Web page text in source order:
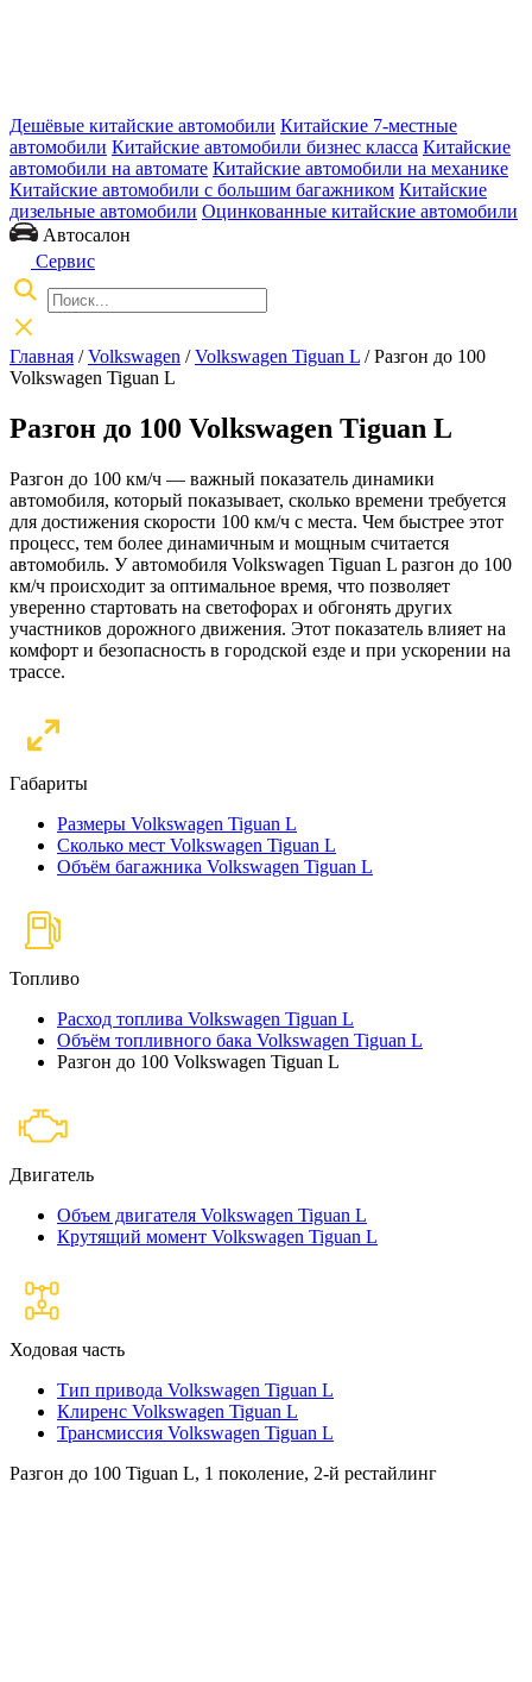
Дешёвые китайские автомобили Китайские 7-местные
автомобили Китайские автомобили бизнес класса Китайские
автомобили на автомате Китайские автомобили на механике
Китайские автомобили с большим багажником Китайские
дизельные автомобили Оцинкованные китайские автомобили
Автосалон
Сервис
Главная /Volkswagen /Volkswagen Tiguan L / Разгон до 100
Volkswagen Tiguan L
Разгон до 100 Volkswagen Tiguan L
Разгон до 100 км/ч — важный показатель динамики
автомобиля, который показывает, сколько времени требуется
для достижения скорости 100 км/ч с места. Чем быстрее этот
процесс, тем более динамичным и мощным считается
автомобиль. У автомобиля Volkswagen Tiguan L разгон до 100
км/ч происходит за оптимальное время, что позволяет
уверенно стартовать на светофорах и обгонять других
участников дорожного движения. Этот показатель влияет на
комфорт и безопасность в городской езде и при ускорении на
трассе.
Габариты
Размеры Volkswagen Tiguan L
Сколько мест Volkswagen Tiguan L
Объём багажника Volkswagen Tiguan L
Топливо
Расход топлива Volkswagen Tiguan L
Объём топливного бака Volkswagen Tiguan L
Разгон до 100 Volkswagen Tiguan L
Двигатель
Объем двигателя Volkswagen Tiguan L
Крутящий момент Volkswagen Tiguan L
Ходовая часть
Тип привода Volkswagen Tiguan L
Клиренс Volkswagen Tiguan L
Трансмиссия Volkswagen Tiguan L
Разгон до 100 Tiguan L, 1 поколение, 2-й рестайлинг